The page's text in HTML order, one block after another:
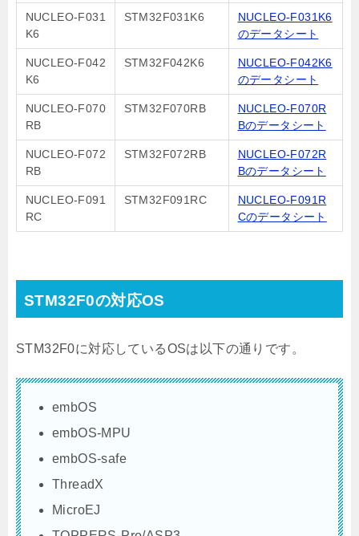
NUCLEO-F031
K6
STM32F031K6
NUCLEO-F031K6
のデータシート
NUCLEO-F042
K6
STM32F042K6
NUCLEO-F042K6
のデータシート
NUCLEO-F070
RB
STM32F070RB
NUCLEO-F070R
Bのデータシート
NUCLEO-F072
RB
STM32F072RB
NUCLEO-F072R
Bのデータシート
NUCLEO-F091
RC
STM32F091RC
NUCLEO-F091R
Cのデータシート
STM32F0の対応OS
STM32F0に対応しているOSは以下の通りです。
embOS
embOS-MPU
embOS-safe
ThreadX
MicroEJ